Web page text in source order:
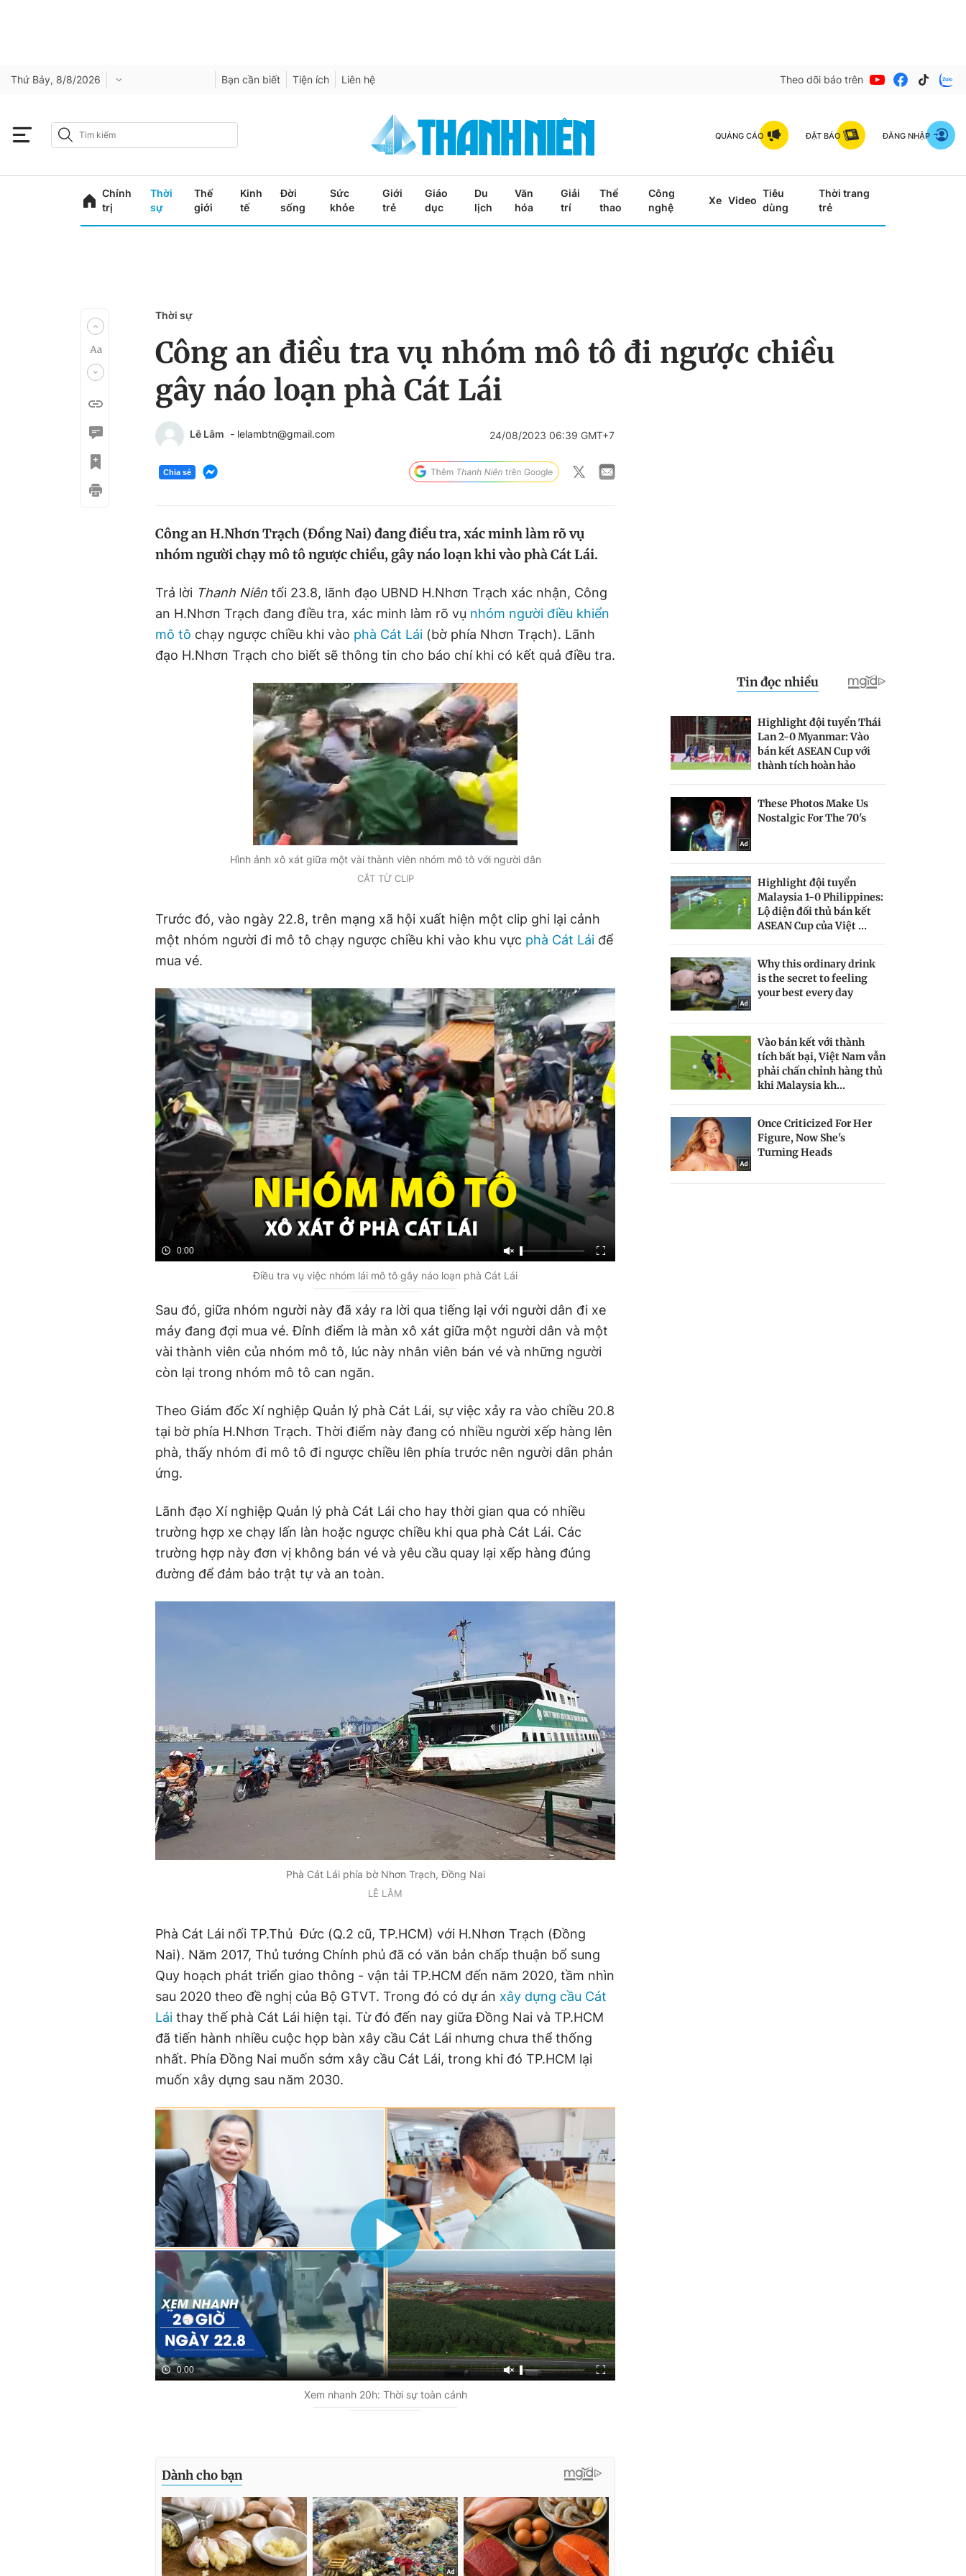
Thứ Bảy, 8/8/2026 Bạn cần biết Tiện ích Liên hệ Theo dõi báo trên
QUẢNG CÁO ĐẶT BÁO ĐĂNG NHẬP
Chính
trị
Thời
sự
Thế
giới
Kinh
tế
Đời
sống
Sức
khỏe
Giới
trẻ
Giáo
dục
Du
lịch
Văn
hóa
Giải
trí
Thể
thao
Công
nghệ
Xe Video
Tiêu
dùng
Thời trang
trẻ
Thời sự
Công an điều tra vụ nhóm mô tô đi ngược chiều
gây náo loạn phà Cát Lái
Lê Lâm - lelambtn@gmail.com 24/08/2023 06:39 GMT+7
Chia sẻ
Công an H.Nhơn Trạch (Đồng Nai) đang điều tra, xác minh làm rõ vụ
nhóm người chạy mô tô ngược chiều, gây náo loạn khi vào phà Cát Lái.
Trả lời Thanh Niên tối 23.8, lãnh đạo UBND H.Nhơn Trạch xác nhận, Công
an H.Nhơn Trạch đang điều tra, xác minh làm rõ vụ nhóm người điều khiển
mô tô chạy ngược chiều khi vào phà Cát Lái (bờ phía Nhơn Trạch). Lãnh
đạo H.Nhơn Trạch cho biết sẽ thông tin cho báo chí khi có kết quả điều tra.
Hình ảnh xô xát giữa một vài thành viên nhóm mô tô với người dân
CẮT TỪ CLIP
Trước đó, vào ngày 22.8, trên mạng xã hội xuất hiện một clip ghi lại cảnh
một nhóm người đi mô tô chạy ngược chiều khi vào khu vực phà Cát Lái để
mua vé.
0:00
Điều tra vụ việc nhóm lái mô tô gây náo loạn phà Cát Lái
Sau đó, giữa nhóm người này đã xảy ra lời qua tiếng lại với người dân đi xe
máy đang đợi mua vé. Đỉnh điểm là màn xô xát giữa một người dân và một
vài thành viên của nhóm mô tô, lúc này nhân viên bán vé và những người
còn lại trong nhóm mô tô can ngăn.
Theo Giám đốc Xí nghiệp Quản lý phà Cát Lái, sự việc xảy ra vào chiều 20.8
tại bờ phía H.Nhơn Trạch. Thời điểm này đang có nhiều người xếp hàng lên
phà, thấy nhóm đi mô tô đi ngược chiều lên phía trước nên người dân phản
ứng.
Lãnh đạo Xí nghiệp Quản lý phà Cát Lái cho hay thời gian qua có nhiều
trường hợp xe chạy lấn làn hoặc ngược chiều khi qua phà Cát Lái. Các
trường hợp này đơn vị không bán vé và yêu cầu quay lại xếp hàng đúng
đường để đảm bảo trật tự và an toàn.
Phà Cát Lái phía bờ Nhơn Trạch, Đồng Nai
LÊ LÂM
Phà Cát Lái nối TP.Thủ Đức (Q.2 cũ, TP.HCM) với H.Nhơn Trạch (Đồng
Nai). Năm 2017, Thủ tướng Chính phủ đã có văn bản chấp thuận bổ sung
Quy hoạch phát triển giao thông - vận tải TP.HCM đến năm 2020, tầm nhìn
sau 2020 theo đề nghị của Bộ GTVT. Trong đó có dự án xây dựng cầu Cát
Lái thay thế phà Cát Lái hiện tại. Từ đó đến nay giữa Đồng Nai và TP.HCM
đã tiến hành nhiều cuộc họp bàn xây cầu Cát Lái nhưng chưa thể thống
nhất. Phía Đồng Nai muốn sớm xây cầu Cát Lái, trong khi đó TP.HCM lại
muốn xây dựng sau năm 2030.
0:00
Xem nhanh 20h: Thời sự toàn cảnh